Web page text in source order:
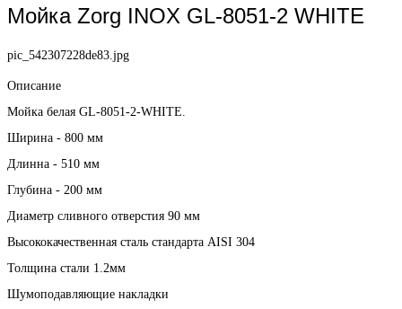
Мойка Zorg INOX GL-8051-2 WHITE
pic_542307228de83.jpg
Описание
Мойка белая GL-8051-2-WHITE.
Ширина - 800 мм
Длинна - 510 мм
Глубина - 200 мм
Диаметр сливного отверстия 90 мм
Высококачественная сталь стандарта AISI 304
Толщина стали 1.2мм
Шумоподавляющие накладки